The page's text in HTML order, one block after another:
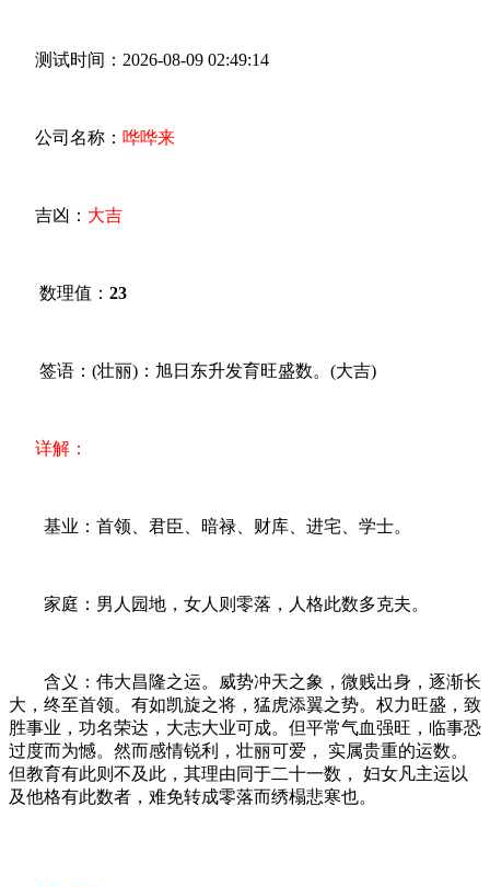
测试时间：2026-08-09 02:49:14
公司名称： 哗哗来
吉凶： 大吉
数理值： 23
签语：(壮丽)：旭日东升发育旺盛数。(大吉)
详解：
基业：首领、君臣、暗禄、财库、进宅、学士。
家庭：男人园地，女人则零落，人格此数多克夫。
含义：伟大昌隆之运。威势冲天之象，微贱出身，逐渐长
大，终至首领。有如凯旋之将，猛虎添翼之势。权力旺盛，致
胜事业，功名荣达，大志大业可成。但平常气血强旺，临事恐
过度而为憾。然而感情锐利，壮丽可爱， 实属贵重的运数。
但教育有此则不及此，其理由同于二十一数， 妇女凡主运以
及他格有此数者，难免转成零落而绣榻悲寒也。